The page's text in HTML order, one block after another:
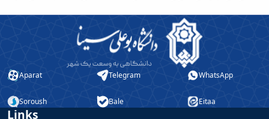
Aparat Telegram WhatsApp
Soroush Bale Eitaa
Links